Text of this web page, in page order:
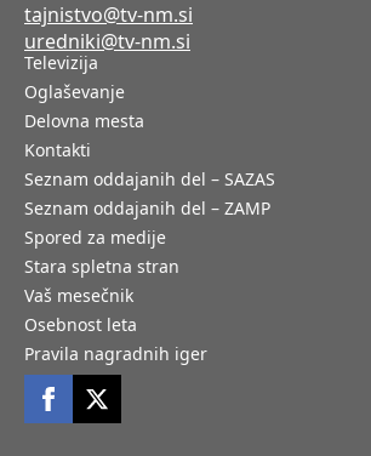
tajnistvo@tv-nm.si
uredniki@tv-nm.si
Televizija
Oglaševanje
Delovna mesta
Kontakti
Seznam oddajanih del – SAZAS
Seznam oddajanih del – ZAMP
Spored za medije
Stara spletna stran
Vaš mesečnik
Osebnost leta
Pravila nagradnih iger